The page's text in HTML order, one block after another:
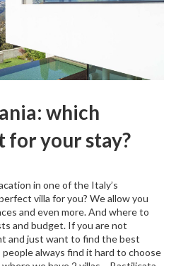
which
for your stay?
in one of the Italy’s
villa for you? We allow you
and even more. And where to
and budget. If you are not
and just want to find the best
always find it hard to choose